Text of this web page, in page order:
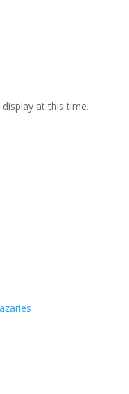
at this time.